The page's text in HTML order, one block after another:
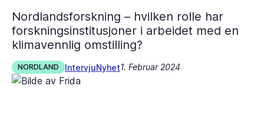
Nordlandsforskning – hvilken rolle har
forskningsinstitusjoner i arbeidet med en
klimavennlig omstilling?
NORDLAND IntervjuNyhet1. Februar 2024